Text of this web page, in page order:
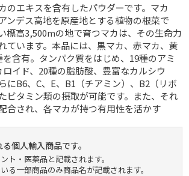
のエキスを含有したパウダーです。マカ
ンデス高地を原産地とする植物の根菜で
標高3,500mの地で育つマカは、その生命力
ています。本品には、黒マカ、赤マカ、黄
含有。タンパク質をはじめ、19種のアミ
イド、20種の脂肪酸、豊富なカルシウ
にB6、C、E、B1（チアミン）、B2（リボ
ビタミン類の摂取が可能です。また、それ
合され、各マカが持つ有用性を活かす
個人輸入商品です。
ト・医薬品と記載されます。
る一部商品のみ商品名が記載されます。